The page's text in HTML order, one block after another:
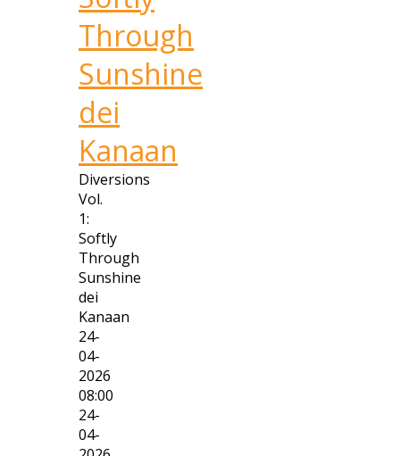
Through
Sunshine
dei
Kanaan
Diversions
Vol.
1:
Softly
Through
Sunshine
dei
Kanaan
24-
04-
2026
08:00
24-
04-